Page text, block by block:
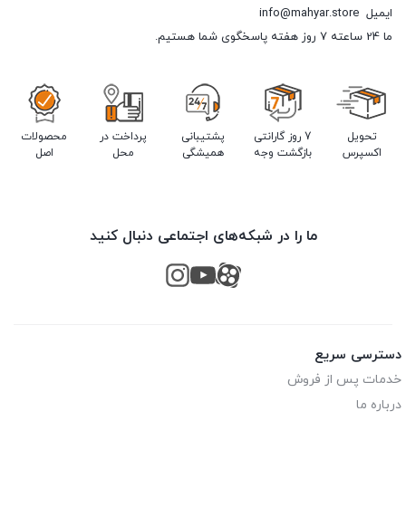
ایمیل info@mahyar.store
ما 24 ساعته 7 روز هفته پاسخگوی شما هستیم.
تحویل
اکسپرس
7 روز گارانتی
بازگشت وجه
پشتیبانی
همیشگی
پرداخت در
محل
محصولات
اصل
ما را در شبکه‌های اجتماعی دنبال کنید
دسترسی سریع
خدمات پس از فروش
درباره ما